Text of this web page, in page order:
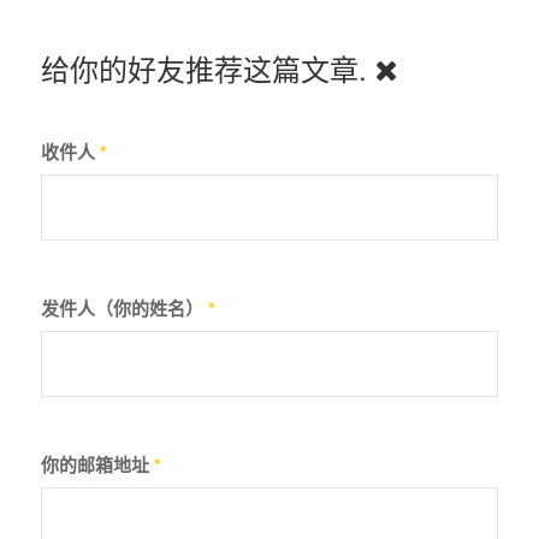
给你的好友推荐这篇文章.
收件人*
发件人（你的姓名） *
你的邮箱地址*